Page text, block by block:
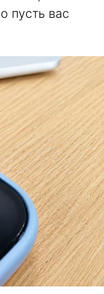
пусть вас